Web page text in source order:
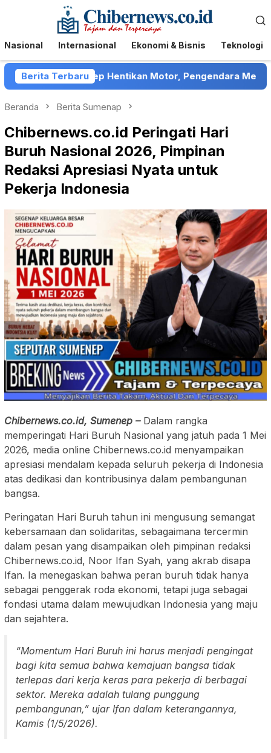
Menu
Mobile
Nasional Internasional Ekonomi & Bisnis Teknologi
Berita Terbaru
di Sumenep Hentikan Motor, Pengendara Mengaku
Beranda Berita Sumenap
Chibernews.co.id Peringati Hari
Buruh Nasional 2026, Pimpinan
Redaksi Apresiasi Nyata untuk
Pekerja Indonesia
Chibernews.co.id, Sumenep – Dalam rangka
memperingati Hari Buruh Nasional yang jatuh pada 1 Mei
2026, media online Chibernews.co.id menyampaikan
apresiasi mendalam kepada seluruh pekerja di Indonesia
atas dedikasi dan kontribusinya dalam pembangunan
bangsa.
Peringatan Hari Buruh tahun ini mengusung semangat
kebersamaan dan solidaritas, sebagaimana tercermin
dalam pesan yang disampaikan oleh pimpinan redaksi
Chibernews.co.id, Noor Ifan Syah, yang akrab disapa
Ifan. Ia menegaskan bahwa peran buruh tidak hanya
sebagai penggerak roda ekonomi, tetapi juga sebagai
fondasi utama dalam mewujudkan Indonesia yang maju
dan sejahtera.
“Momentum Hari Buruh ini harus menjadi pengingat
bagi kita semua bahwa kemajuan bangsa tidak
terlepas dari kerja keras para pekerja di berbagai
sektor. Mereka adalah tulang punggung
pembangunan,” ujar Ifan dalam keterangannya,
Kamis (1/5/2026).